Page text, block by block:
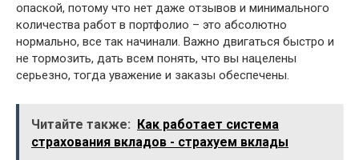
опаской, потому что нет даже отзывов и минимального
количества работ в портфолио – это абсолютно
нормально, все так начинали. Важно двигаться быстро и
не тормозить, дать всем понять, что вы нацелены
серьезно, тогда уважение и заказы обеспечены.
Читайте также:
Как работает система
страхования вкладов - страхуем вклады